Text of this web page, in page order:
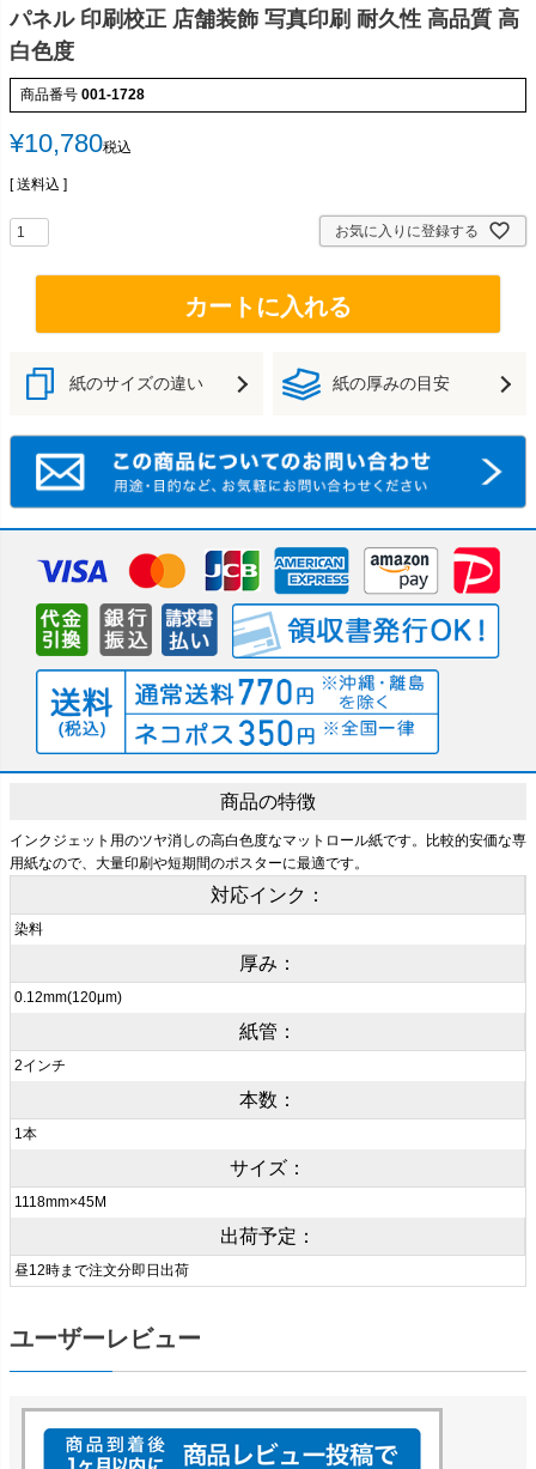
パネル 印刷校正 店舗装飾 写真印刷 耐久性 高品質 高
白色度
商品番号 001-1728
¥10,780税込
送料込
お気に入りに登録する
カートに入れる
紙のサイズの違い 紙の厚みの目安
商品の特徴
インクジェット用のツヤ消しの高白色度なマットロール紙です。比較的安価な専
用紙なので、大量印刷や短期間のポスターに最適です。
対応インク：
染料
厚み：
0.12mm(120μm)
紙管：
2インチ
本数：
1本
サイズ：
1118mm×45M
出荷予定：
昼12時まで注文分即日出荷
ユーザーレビュー